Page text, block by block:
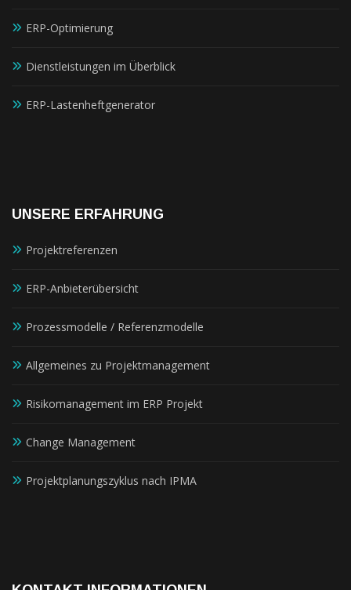
ERP-Optimierung
Dienstleistungen im Überblick
ERP-Lastenheftgenerator
UNSERE ERFAHRUNG
Projektreferenzen
ERP-Anbieterübersicht
Prozessmodelle / Referenzmodelle
Allgemeines zu Projektmanagement
Risikomanagement im ERP Projekt
Change Management
Projektplanungszyklus nach IPMA